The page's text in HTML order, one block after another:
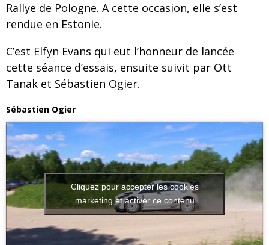
Rallye de Pologne. A cette occasion, elle s’est
rendue en Estonie.
C’est Elfyn Evans qui eut l’honneur de lancée
cette séance d’essais, ensuite suivit par Ott
Tanak et Sébastien Ogier.
Sébastien Ogier
Cliquez pour accepter les cookies
marketing et activer ce contenu